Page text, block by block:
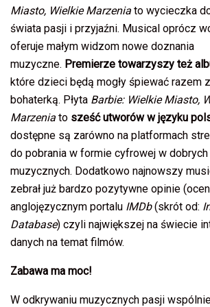
Miasto, Wielkie Marzenia to wycieczka
świata pasji i przyjaźni. Musical oprócz
oferuje małym widzom nowe doznania
muzyczne. Premierze towarzyszy też
które dzieci będą mogły śpiewać razem
bohaterką. Płyta Barbie: Wielkie Miasto,
Marzenia to sześć utworów w języku
dostępne są zarówno na platformach
do pobrania w formie cyfrowej w
muzycznych. Dodatkowo najnowszy
zebrał już bardzo pozytywne opinie
anglojęzycznym portalu IMDb(skrót od:
Database) czyli największej na świecie
danych na temat filmów.
Zabawa ma moc!
W odkrywaniu muzycznych pasji